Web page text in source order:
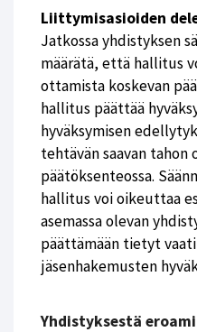
Liittymisasioiden
Jatkossa yhdistyksen
määrätä, että hallitus
ottamista koskevan
hallitus päättää
hyväksymisen
tehtävän saavan tahon
päätöksenteossa.
hallitus voi oikeuttaa
asemassa olevan
päättämään tietyt
jäsenhakemusten
Yhdistyksestä